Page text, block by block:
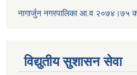
नागार्जुन नगरपालिका आ.व २०७४।७५
विद्युतीय सुशासन सेवा